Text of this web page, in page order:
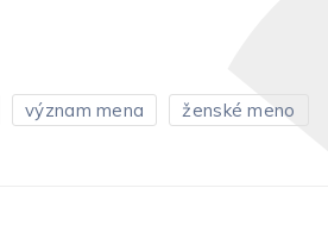
význam mena ženské meno